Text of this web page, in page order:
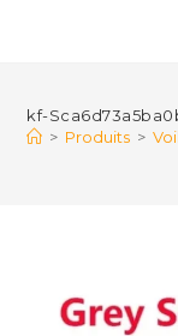
kf-
> Produits >